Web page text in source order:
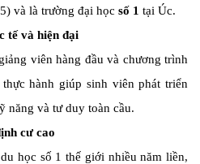
và là trường đại học số 1 tại Úc.
tế và hiện đại
viên hàng đầu và chương trình
hành giúp sinh viên phát triển
năng và tư duy toàn cầu.
cư cao
học số 1 thế giới nhiều năm liền,